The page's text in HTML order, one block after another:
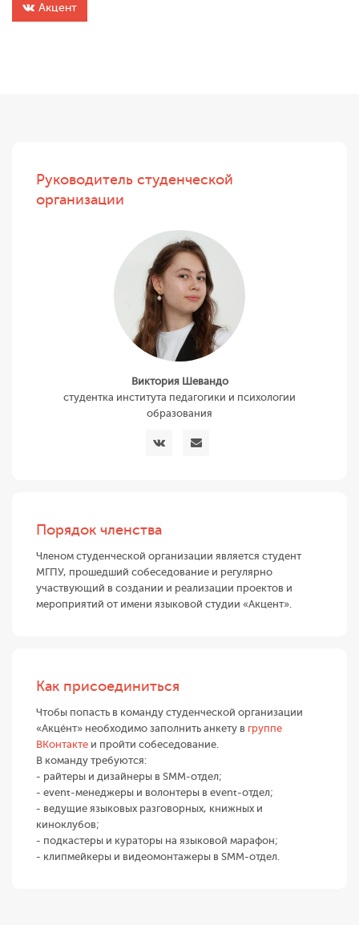
Акцент
Руководитель студенческой
организации
Виктория Шевандо
студентка института педагогики и психологии
образования
Порядок членства
Членом студенческой организации является студент
МГПУ, прошедший собеседование и регулярно
участвующий в создании и реализации проектов и
мероприятий от имени языковой студии «Акцент».
Как присоединиться
Чтобы попасть в команду студенческой организации
«Акцéнт» необходимо заполнить анкету в группе
ВКонтакте и пройти собеседование.
В команду требуются:
- райтеры и дизайнеры в SMM-отдел;
- event-менеджеры и волонтеры в event-отдел;
- ведущие языковых разговорных, книжных и
киноклубов;
- подкастеры и кураторы на языковой марафон;
- клипмейкеры и видеомонтажеры в SMM-отдел.